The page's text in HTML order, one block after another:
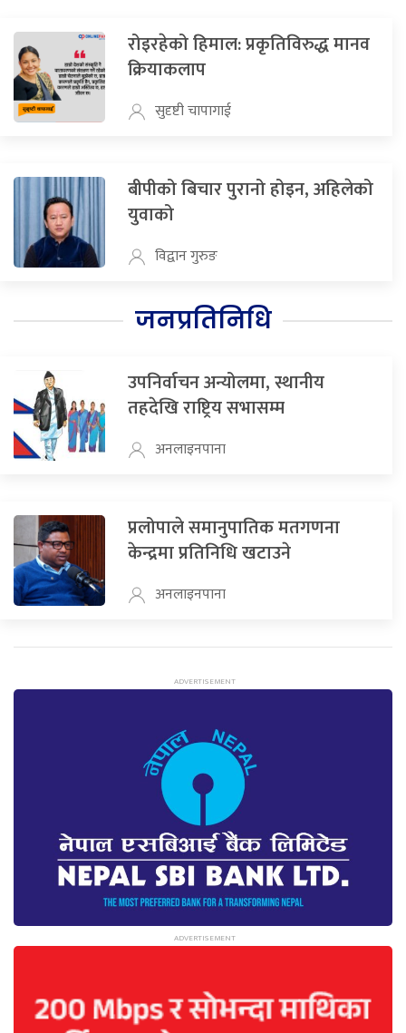
रोइरहेको हिमाल: प्रकृतिविरुद्ध मानव
क्रियाकलाप
सुदृष्टी चापागाई
बीपीको बिचार पुरानो होइन, अहिलेको
युवाको
विद्वान गुरुङ
जनप्रतिनिधि
उपनिर्वाचन अन्योलमा, स्थानीय
तहदेखि राष्ट्रिय सभासम्म
अनलाइनपाना
प्रलोपाले समानुपातिक मतगणना
केन्द्रमा प्रतिनिधि खटाउने
अनलाइनपाना